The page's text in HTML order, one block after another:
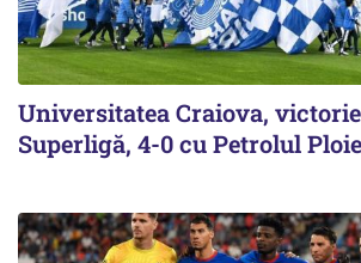
Universitatea Craiova,
Superligă, 4-0 cu Petrolul